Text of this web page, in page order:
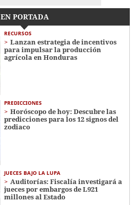
EN PORTADA
RECURSOS
Lanzan estrategia de incentivos
para impulsar la producción
agrícola en Honduras
PREDICCIONES
Horóscopo de hoy: Descubre las
predicciones para los 12 signos del
zodiaco
JUECES BAJO LA LUPA
Auditorías: Fiscalía investigará a
jueces por embargos de L921
millones al Estado